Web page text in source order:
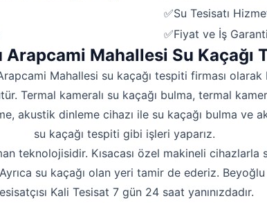
✅Su Tesisatı
✅Fiyat ve İş
Arapcami Mahallesi Su Kaçağı
Mahallesi su kaçağı tespiti firması
Termal kameralı su kaçağı bulma, termal
akustik dinleme cihazı ile su kaçağı bulma ve
su kaçağı tespiti gibi işleri yaparız.
teknolojisidir. Kısacası özel makineli cihazlarla
su kaçağı olan yeri tamir de ederiz.
Kali Tesisat 7 gün 24 saat yanınızdadır.